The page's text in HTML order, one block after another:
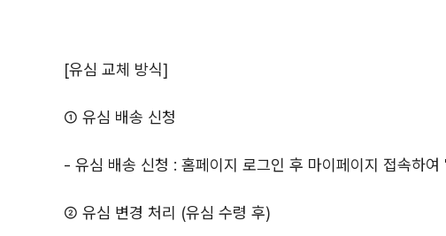
[유심 교체 방식]
① 유심 배송 신청
- 유심 배송 신청 : 홈페이지 로그인 후 마이페이지 접속하
② 유심 변경 처리 (유심 수령 후)